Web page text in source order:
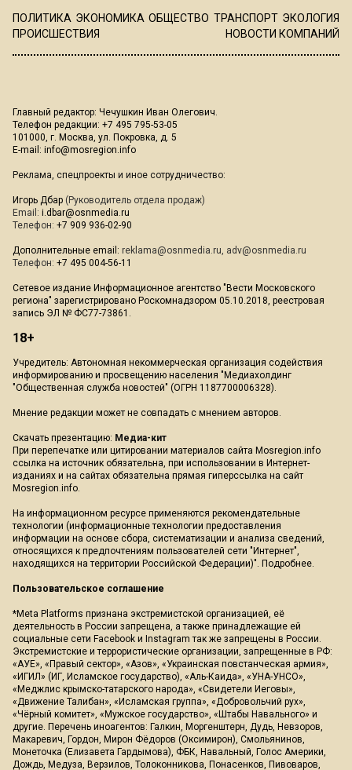
ПОЛИТИКА ЭКОНОМИКА ОБЩЕСТВО ТРАНСПОРТ ЭКОЛОГИЯ
ПРОИСШЕСТВИЯ
НОВОСТИ КОМПАНИЙ
Главный редактор: Чечушкин Иван Олегович.
Телефон редакции: +7 495 795-53-05
101000, г. Москва, ул. Покровка, д. 5
E-mail: info@mosregion.info
Реклама, спецпроекты и иное сотрудничество:
Игорь Дбар (Руководитель отдела продаж)
Email: i.dbar@osnmedia.ru
Телефон: +7 909 936-02-90
Дополнительные email: reklama@osnmedia.ru, adv@osnmedia.ru
Телефон: +7 495 004-56-11
Сетевое издание Информационное агентство "Вести Московского
региона" зарегистрировано Роскомнадзором 05.10.2018, реестровая
запись ЭЛ № ФС77-73861.
18+
Учредитель: Автономная некоммерческая организация содействия
информированию и просвещению населения "Медиахолдинг
"Общественная служба новостей" (ОГРН 1187700006328).
Мнение редакции может не совпадать с мнением авторов.
Скачать презентацию: Медиа-кит
При перепечатке или цитировании материалов сайта Mosregion.info
ссылка на источник обязательна, при использовании в Интернет-
изданиях и на сайтах обязательна прямая гиперссылка на сайт
Mosregion.info.
На информационном ресурсе применяются рекомендательные
технологии (информационные технологии предоставления
информации на основе сбора, систематизации и анализа сведений,
относящихся к предпочтениям пользователей сети "Интернет",
находящихся на территории Российской Федерации)". Подробнее.
Пользовательское соглашение
*Meta Platforms признана экстремистской организацией, её
деятельность в России запрещена, а также принадлежащие ей
социальные сети Facebook и Instagram так же запрещены в России.
Экстремистские и террористические организации, запрещенные в РФ:
«АУЕ», «Правый сектор», «Азов», «Украинская повстанческая армия»,
«ИГИЛ» (ИГ, Исламское государство), «Аль-Каида», «УНА-УНСО»,
«Меджлис крымско-татарского народа», «Свидетели Иеговы»,
«Движение Талибан», «Исламская группа», «Добровольчий рух»,
«Чёрный комитет», «Мужское государство», «Штабы Навального» и
другие. Перечень иноагентов: Галкин, Моргенштерн, Дудь, Невзоров,
Макаревич, Гордон, Мирон Фёдоров (Оксимирон), Смольянинов,
Монеточка (Елизавета Гардымова), ФБК, Навальный, Голос Америки,
Дождь, Медуза, Верзилов, Толоконникова, Понасенков, Пивоваров,